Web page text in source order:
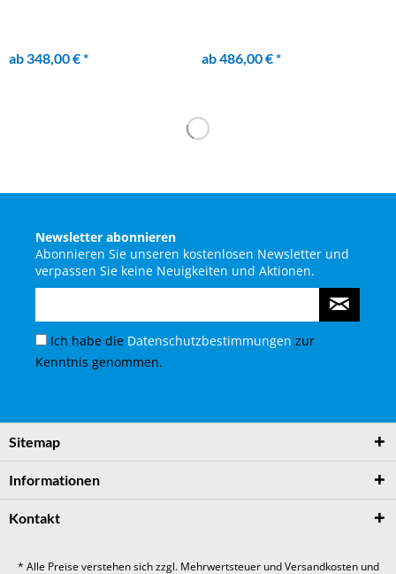
ab 348,00 € * ab 486,00 € *
Newsletter abonnieren
Abonnieren Sie unseren kostenlosen Newsletter und
verpassen Sie keine Neuigkeiten und Aktionen.
Ich habe die Datenschutzbestimmungen zur
Kenntnis genommen.
Sitemap
Informationen
Kontakt
* Alle Preise verstehen sich zzgl. Mehrwertsteuer undVersandkostenund